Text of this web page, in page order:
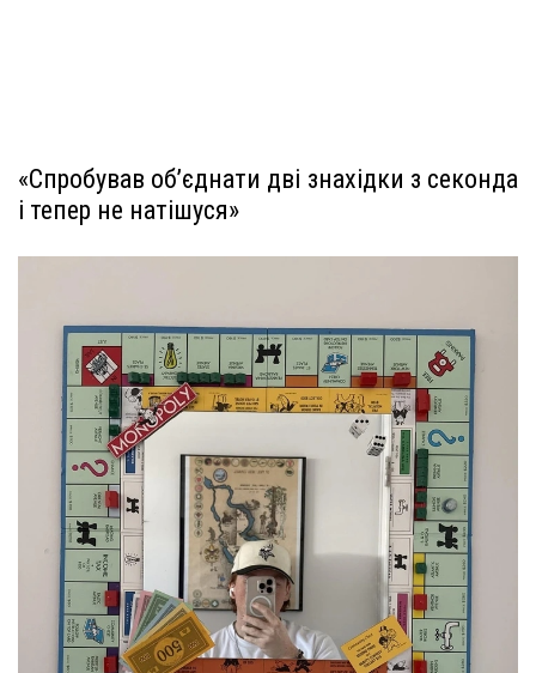
«Спробував об’єднати дві знахідки з секонда
і тепер не натішуся»